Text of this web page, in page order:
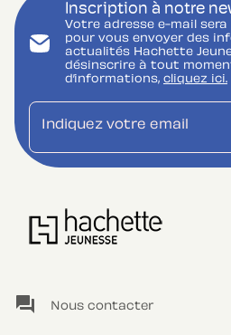
Inscription à notre
Votre adresse e-mail
pour vous envoyer des
actualités Hachette
désinscrire à tout
d’informations, cliquez ici.
Indiquez votre email
question_answer Nous contacter